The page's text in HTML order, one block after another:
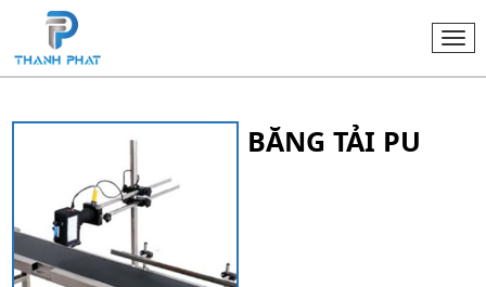
BĂNG TẢI PU